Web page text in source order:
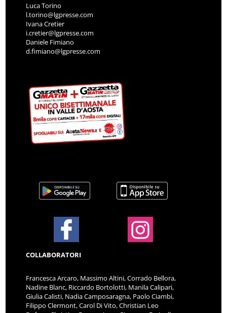
Luca Torino
l.torino@lgpresse.com
Ivana Cretier
i.cretier@lgpresse.com
Daniele Fimiano
d.fimiano@lgpresse.com
COLLABORATORI
Francesca Arcaro, Massimo Altini, Corrado Bellora,
Nadine Blanc, Riccardo Bortolotti, Manila Calipari,
Giulia Calisti, Nadia Camposaragna, Paolo Ciambi,
Filippo Clermont, Carol Di Vito, Christian Leo